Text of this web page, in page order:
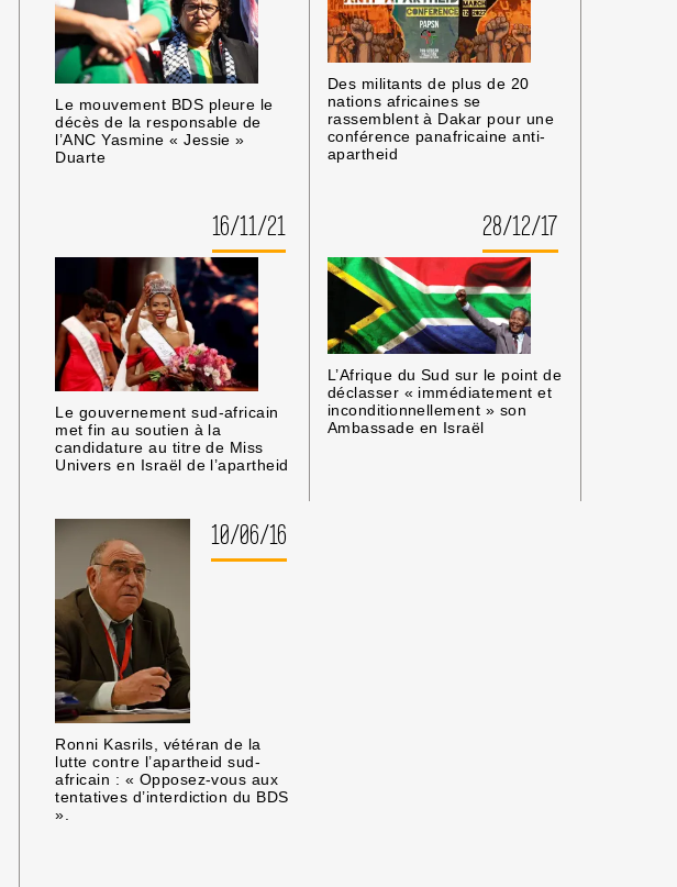
Le mouvement BDS pleure le
décès de la responsable de
l’ANC Yasmine « Jessie »
Duarte
Des militants de plus de 20
nations africaines se
rassemblent à Dakar pour une
conférence panafricaine anti-
apartheid
16/11/21
Le gouvernement sud-africain
met fin au soutien à la
candidature au titre de Miss
Univers en Israël de l’apartheid
28/12/17
L’Afrique du Sud sur le point de
déclasser « immédiatement et
inconditionnellement » son
Ambassade en Israël
10/06/16
Ronni Kasrils, vétéran de la
lutte contre l’apartheid sud-
africain : « Opposez-vous aux
tentatives d’interdiction du BDS
».